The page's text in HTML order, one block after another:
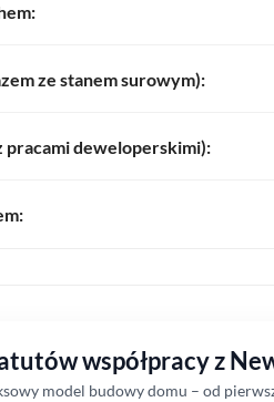
ze stanem surowym):
pracami deweloperskimi):
współpracy z
model budowy domu – od